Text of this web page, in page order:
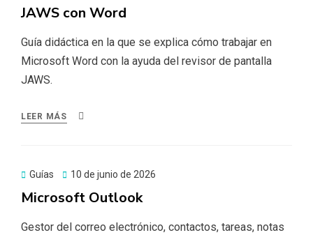
JAWS con Word
Guía didáctica en la que se explica cómo trabajar en
Microsoft Word con la ayuda del revisor de pantalla
JAWS.
LEER MÁS
Guías
Publicado
10 de junio de 2026
Microsoft Outlook
Gestor del correo electrónico, contactos, tareas, notas